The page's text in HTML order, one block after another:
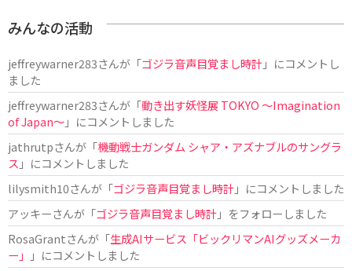
みんなの活動
jeffreywarner283さんが「ゴジラ音声目覚まし時計」にコメントし
ました
jeffreywarner283さんが「動き出す妖怪展 TOKYO 〜Imagination
of Japan〜」にコメントしました
jathrutpさんが「機動戦士ガンダム シャア・アズナブルのサングラ
ス 」にコメントしました
lilysmith10さんが「ゴジラ音声目覚まし時計」にコメントしました
アッキーさんが「ゴジラ音声目覚まし時計」をフォローしました
RosaGrantさんが「生成AIサービス「ビックリマンAIグッズメーカ
ー」
」にコメントしました